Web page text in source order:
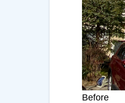
Before